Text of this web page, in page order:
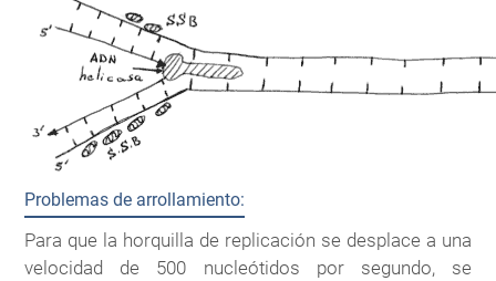
Problemas de arrollamiento:
Para que la horquilla de replicación se desplace a una
velocidad de 500 nucleótidos por segundo, se